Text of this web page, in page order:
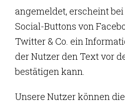
angemeldet, erscheint
Social-Buttons von
Twitter & Co. ein
der Nutzer den Text vor
bestätigen kann.
Unsere Nutzer können